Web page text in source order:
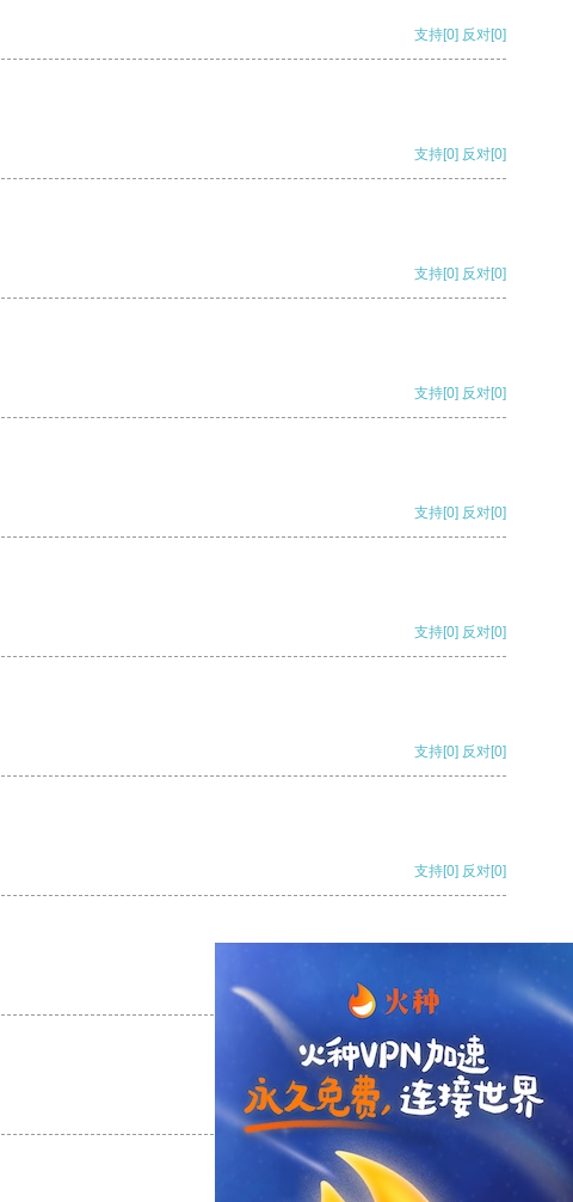
支持[0] 反对[0]
支持[0] 反对[0]
支持[0] 反对[0]
支持[0] 反对[0]
支持[0] 反对[0]
支持[0] 反对[0]
支持[0] 反对[0]
支持[0] 反对[0]
支持
支持[0] 反对[0]